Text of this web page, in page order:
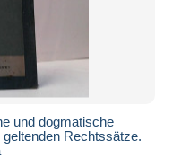
und dogmatische
Rechtssätze.